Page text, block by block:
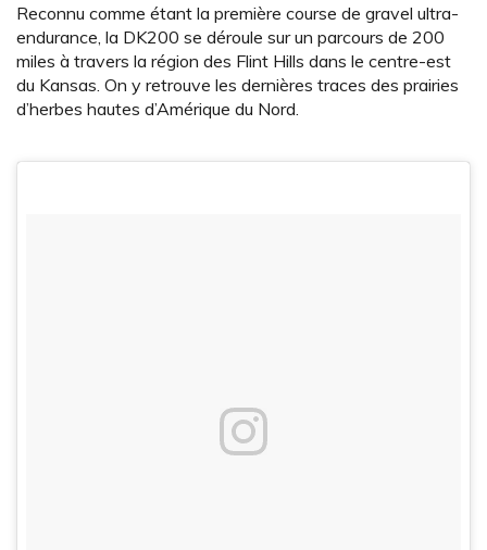
Reconnu comme étant la première course de gravel ultra-
endurance, la DK200 se déroule sur un parcours de 200
miles à travers la région des Flint Hills dans le centre-est
du Kansas. On y retrouve les dernières traces des prairies
d’herbes hautes d’Amérique du Nord.